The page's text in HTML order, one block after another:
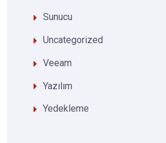
Sunucu
Uncategorized
Veeam
Yazılım
Yedekleme